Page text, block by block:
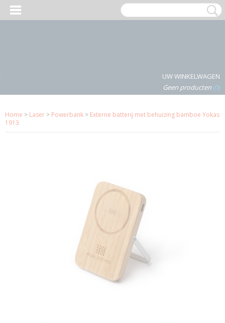
UW WINKELWAGEN
Geen producten (0)
Home > Laser > Powerbank > Externe batterij met behuizing bamboe Yokas
1913